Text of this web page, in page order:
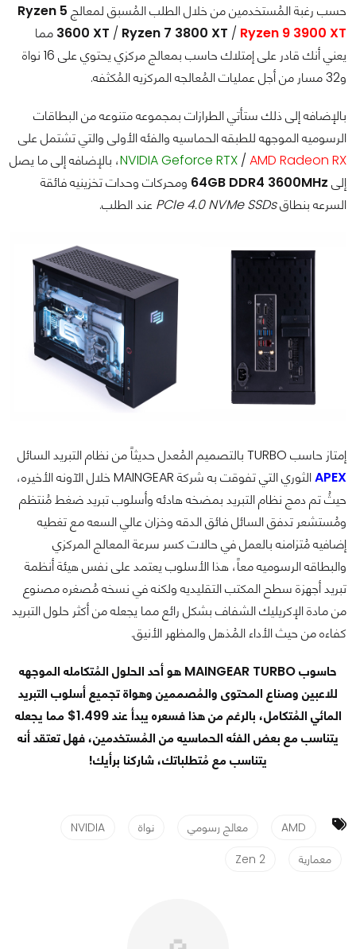
حسب رغبة المُستخدمين من خلال الطلب المُسبق لمعالج Ryzen 5
3600 XT / Ryzen 7 3800 XT / Ryzen 9 3900 XT
مما
يعني أنك قادر على إمتلاك حاسب بمعالج مركزي يحتوي على 16 نواة
و32 مسار من أجل عمليات المُعالجه المركزيه المُكثفه.
بالإضافه إلى ذلك ستأتي الطرازات بمجموعه متنوعه من البطاقات
الرسوميه الموجهه للطبقه الحماسيه والفئه الأولى والتي تشتمل على
NVIDIA Geforce RTX /AMD Radeon RX
، بالإضافه إلى ما يصل
إلى 64GB DDR4 3600MHz ومحركات وحدات تخزينيه فائقة
السرعه بنطاقPCIe 4.0 NVMe SSDs عند الطلب.
إمتاز حاسب TURBO بالتصميم المُعدل حديثاً من نظام التبريد السائل
APEX
الثوري التي تفوقت به شركة MAINGEAR خلال الآونه الأخيره،
حيثُ تم دمج نظام التبريد بمضخه هادئه وأسلوب تبريد ضغط مُنتظم
ومُستشعر تدفق السائل فائق الدقه وخزان عالي السعه مع تغطيه
إضافيه مُتزامنه بالعمل في حالات كسر سرعة المعالج المركزي
والبطاقه الرسوميه معاً، هذا الأسلوب يعتمد على نفس هيئة أنظمة
تبريد أجهزة سطح المكتب التقليديه ولكنه في نسخه مُصغره مصنوع
من مادة الإكريليك الشفاف بشكل رائع مما يجعله من أكثر حلول التبريد
كفاءه من حيث الأداء المُذهل والمظهر الأنيق.
حاسوبMAINGEAR TURBO هو أحد الحلول المُتكامله الموجهه
للاعبين وصناع المحتوى والمُصممين وهواة تجميع أسلوب التبريد
المائي المُتكامل، بالرغم من هذا فسعره يبدأ عند 1.499$ مما يجعله
يتناسب مع بعض الفئه الحماسيه من المُستخدمين، فهل تعتقد أنه
يتناسب مع مُتطلباتك، شاركنا برأيك!
AMD معالج رسومي نواة
NVIDIA
معمارية
Zen 2